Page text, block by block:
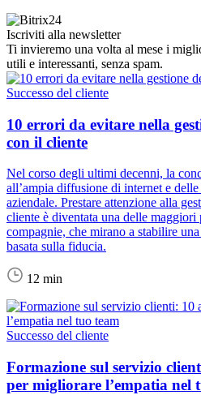
Iscriviti alla newsletter
Ti invieremo una volta al mese i
utili e interessanti, senza spam.
Successo del cliente
10 errori da evitare nella
con il cliente
Nel corso degli ultimi decenni, la
all’ampia diffusione di internet e
aziendale. Prestare attenzione alla
cliente è diventata una delle
compagnie, che mirano a stabilire
basata sulla fiducia.
12 min
Successo del cliente
Formazione sul servizio
per migliorare l’empatia nel